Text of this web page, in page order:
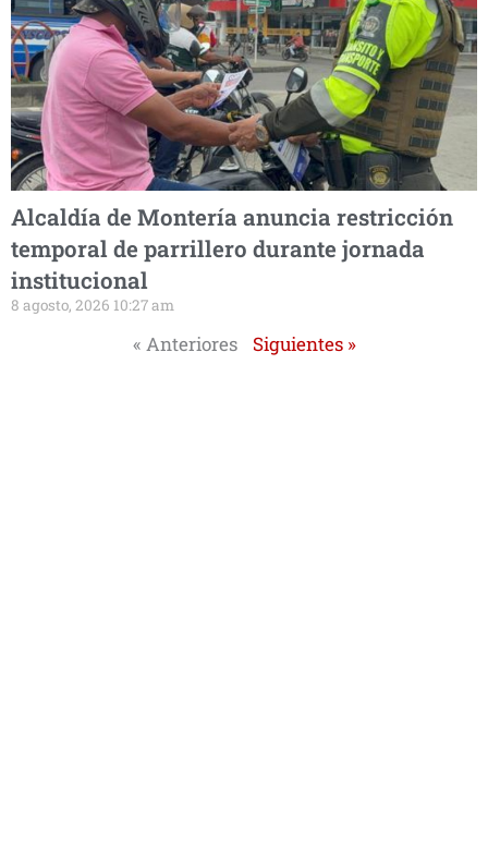
Alcaldía de Montería anuncia restricción
temporal de parrillero durante jornada
institucional
8 agosto, 2026 10:27 am
« Anteriores Siguientes »